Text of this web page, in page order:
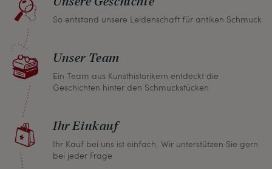
Sollten Sie aus irgendeinem Grund doch einmal
nicht zufrieden sein, nehmen Sie bitte mit uns
Kontakt auf und wir finden umgehend eine
gemeinsame Lösung. Unabhängig davon können
Sie innerhalb von einem Monat jeden Artikel
zurückgeben und wir erstatten Ihnen den vollen
Kaufpreis.
So entstand unsere Leidenschaft für antiken Schmuck
Unser Team
Ein Team aus Kunsthistorikern entdeckt die
Geschichten hinter den Schmuckstücken
Ihr Einkauf
Ihr Kauf bei uns ist einfach. Wir unterstützen Sie gern
bei jeder Frage